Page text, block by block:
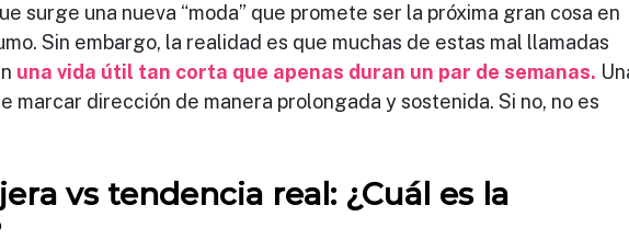
surge una nueva “moda” que promete ser la próxima gran cosa en
Sin embargo, la realidad es que muchas de estas mal llamadas
una vida útil tan corta que apenas duran un par de semanas.
marcar dirección de manera prolongada y sostenida. Si no, no es
vs tendencia real: ¿Cuál es la